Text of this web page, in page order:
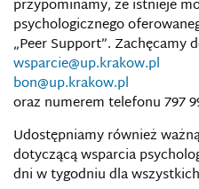
przypominamy, że istnieje
psychologicznego
„Peer Support”. Zachęcamy
wsparcie@up.krakow.pl
bon@up.krakow.pl
oraz numerem telefonu 797
Udostępniamy również
dotyczącą wsparcia
dni w tygodniu dla